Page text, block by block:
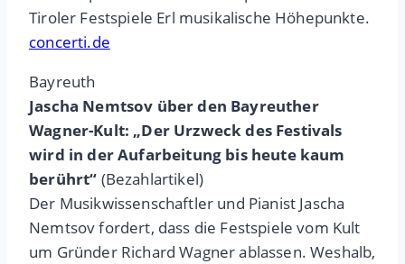
Tiroler Festspiele Erl musikalische Höhepunkte.
concerti.de
Bayreuth
Jascha Nemtsov über den Bayreuther
Wagner-Kult: „Der Urzweck des Festivals
wird in der Aufarbeitung bis heute kaum
berührt“ (Bezahlartikel)
Der Musikwissenschaftler und Pianist Jascha
Nemtsov fordert, dass die Festspiele vom Kult
um Gründer Richard Wagner ablassen. Weshalb,